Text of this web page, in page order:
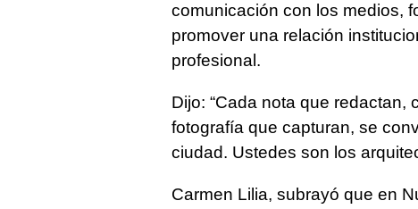
comunicación con los medios,
promover una relación
profesional.
Dijo: “Cada nota que
fotografía que capturan, se
ciudad. Ustedes son los
Carmen Lilia, subrayó que en